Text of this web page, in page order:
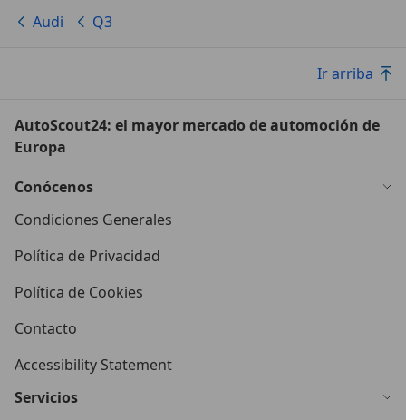
Audi Q3
Ir arriba
AutoScout24: el mayor mercado de automoción de
Europa
Conócenos
Condiciones Generales
Política de Privacidad
Política de Cookies
Contacto
Accessibility Statement
Servicios